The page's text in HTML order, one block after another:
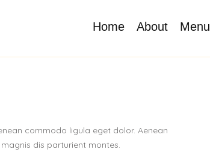
Home About Menu
commodo ligula eget dolor. Aenean
dis parturient montes.